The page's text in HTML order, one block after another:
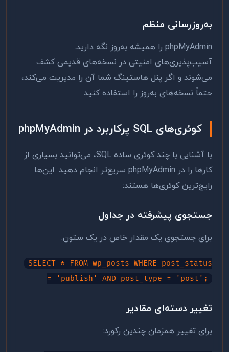
به‌روزرسانی منظم
phpMyAdmin را همیشه به‌روز نگه دارید.
آسیب‌پذیری‌های امنیتی در نسخه‌های قدیمی کشف
می‌شوند و اگر پنل هاستینگ شما آن را مدیریت می‌کند،
حتماً نسخه‌های به‌روز را استفاده کنید.
کوئری‌های SQL پرکاربرد در phpMyAdmin
با آشنایی با چند کوئری ساده SQL، می‌توانید بسیاری از
کارها را در phpMyAdmin سریع‌تر انجام دهید. این‌ها
رایج‌ترین کوئری‌ها هستند:
جستجوی پیشرفته در جداول
برای جستجوی یک مقدار خاص در یک ستون:
SELECT * FROM wp_posts WHERE post_status
= 'publish' AND post_type = 'post';
تغییر دسته‌ای مقادیر
برای تغییر همزمان چندین رکورد: